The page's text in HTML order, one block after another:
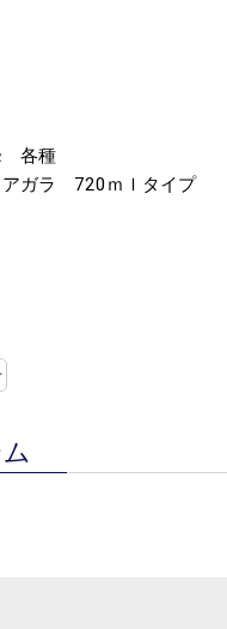
各種
アガラ 720ｍｌタイプ